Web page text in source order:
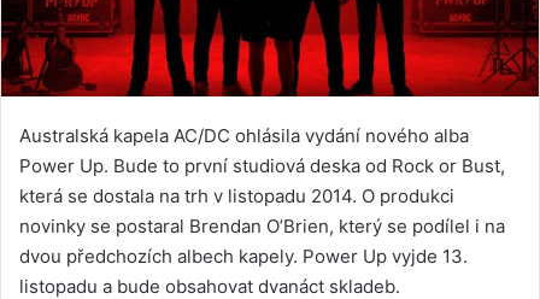
Australská kapela AC/DC ohlásila vydání nového alba
Power Up. Bude to první studiová deska od Rock or Bust,
která se dostala na trh v listopadu 2014. O produkci
novinky se postaral Brendan O’Brien, který se podílel i na
dvou předchozích albech kapely. Power Up vyjde 13.
listopadu a bude obsahovat dvanáct skladeb.